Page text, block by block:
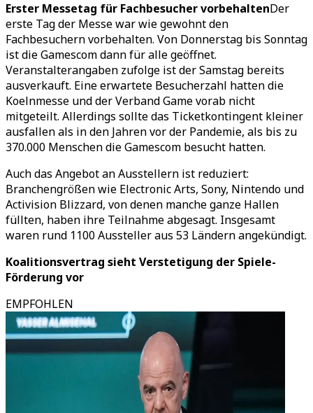
Erster Messetag für Fachbesucher vorbehaltenDer
erste Tag der Messe war wie gewohnt den
Fachbesuchern vorbehalten. Von Donnerstag bis Sonntag
ist die Gamescom dann für alle geöffnet.
Veranstalterangaben zufolge ist der Samstag bereits
ausverkauft. Eine erwartete Besucherzahl hatten die
Koelnmesse und der Verband Game vorab nicht
mitgeteilt. Allerdings sollte das Ticketkontingent kleiner
ausfallen als in den Jahren vor der Pandemie, als bis zu
370.000 Menschen die Gamescom besucht hatten.
Auch das Angebot an Ausstellern ist reduziert:
Branchengrößen wie Electronic Arts, Sony, Nintendo und
Activision Blizzard, von denen manche ganze Hallen
füllten, haben ihre Teilnahme abgesagt. Insgesamt
waren rund 1100 Aussteller aus 53 Ländern angekündigt.
Koalitionsvertrag sieht Verstetigung der Spiele-
Förderung vor
EMPFOHLEN